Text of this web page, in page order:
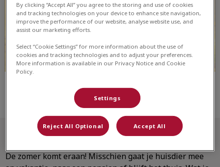
De zomer komt eraan! Misschien gaat je huisdier mee
By clicking “Accept All” you agree to the storing and use of cookies
and tracking technologies on your device to enhance site navigation,
improve the performance of our website, analyse website use, and
assist our marketing efforts.
Select “Cookie Settings” for more information about the use of
cookies and tracking technologies and to adjust your preferences.
More information is available in our Privacy Notice and Cookie
Policy.
Settings
Reject All Optional Accept All